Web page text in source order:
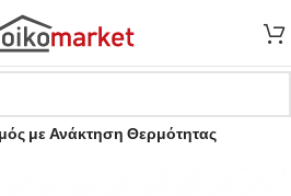
με Ανάκτηση Θερμότητας